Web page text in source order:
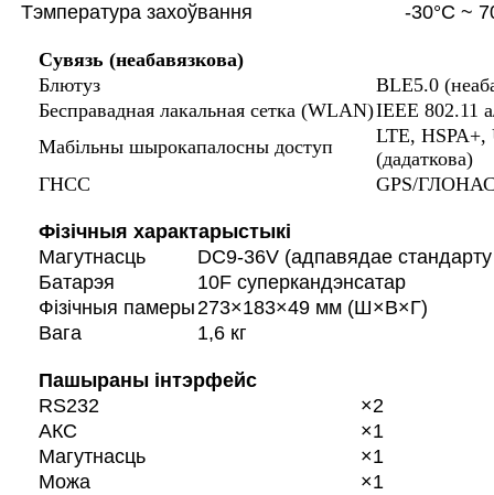
Тэмпература захоўвання
-30°C ~
Сувязь (неабавязкова)
Блютуз
BLE5.0
Бесправадная лакальная сетка (WLAN)IEEE 802.11
Мабільны шырокапалосны доступ
LTE, HSPA+,
(дадаткова)
ГНСС
GPS/
Фізічныя характарыстыкі
Магутнасць
DC9-36V (адпавядае
Батарэя
10F суперкандэнсатар
Фізічныя памеры273×183×49 мм (Ш×В×Г)
Вага
1,6 кг
Пашыраны інтэрфейс
RS232
×2
АКС
×1
Магутнасць
×1
Можа
×1